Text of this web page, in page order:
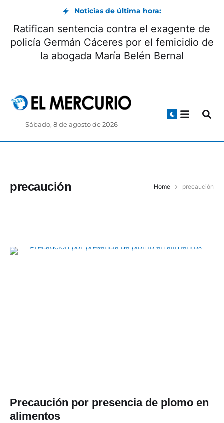
Noticias de última hora:
Ratifican sentencia contra el exagente de
policía Germán Cáceres por el femicidio de
la abogada María Belén Bernal
Sábado, 8 de agosto de 2026
precaución Home precaución
Precaución por presencia de plomo en
alimentos